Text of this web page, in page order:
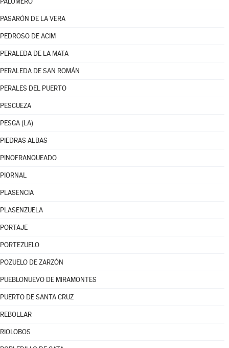
PASARÓN DE LA VERA
PEDROSO DE ACIM
PERALEDA DE LA MATA
PERALEDA DE SAN ROMÁN
PERALES DEL PUERTO
PESCUEZA
PESGA (LA)
PIEDRAS ALBAS
PINOFRANQUEADO
PIORNAL
PLASENCIA
PLASENZUELA
PORTAJE
PORTEZUELO
POZUELO DE ZARZÓN
PUEBLONUEVO DE MIRAMONTES
PUERTO DE SANTA CRUZ
REBOLLAR
RIOLOBOS